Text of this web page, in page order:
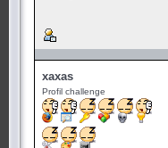
xaxas
Profil challenge